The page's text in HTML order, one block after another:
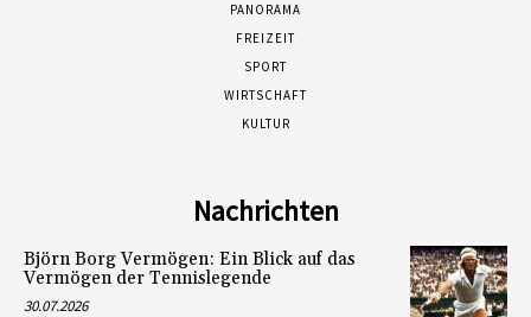
PANORAMA
FREIZEIT
SPORT
WIRTSCHAFT
KULTUR
Nachrichten
Björn Borg Vermögen: Ein Blick auf das
Vermögen der Tennislegende
30.07.2026